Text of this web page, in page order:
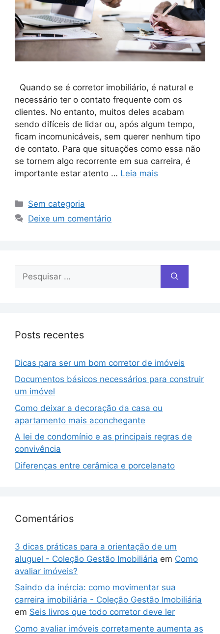
Quando se é corretor imobiliário, é natural e
necessário ter o contato frequente com os
clientes. No entanto, muitos deles acabam
sendo difíceis de lidar ou, após algum tempo,
ficam incomunicáveis, sem querer nenhum tipo
de contato. Para que situações como essa não
se tornem algo recorrente em sua carreira, é
importante estar atento … Leia mais
Sem categoria
Deixe um comentário
Posts recentes
Dicas para ser um bom corretor de imóveis
Documentos básicos necessários para construir
um imóvel
Como deixar a decoração da casa ou
apartamento mais aconchegante
A lei de condomínio e as principais regras de
convivência
Diferenças entre cerâmica e porcelanato
Comentários
3 dicas práticas para a orientação de um
aluguel - Coleção Gestão Imobiliária em Como
avaliar imóveis?
Saindo da inércia: como movimentar sua
carreira imobiliária - Coleção Gestão Imobiliária
em Seis livros que todo corretor deve ler
Como avaliar imóveis corretamente aumenta as